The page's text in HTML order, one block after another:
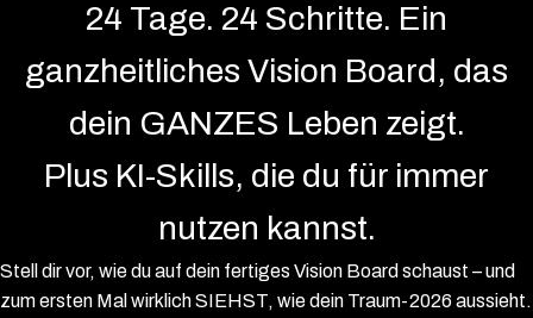
24 Tage. 24 Schritte. Ein
ganzheitliches Vision Board, das
dein GANZES Leben zeigt.
Plus KI-Skills, die du für immer
nutzen kannst.
Stell dir vor, wie du auf dein fertiges Vision Board schaust – und
zum ersten Mal wirklich SIEHST, wie dein Traum-2026 aussieht.